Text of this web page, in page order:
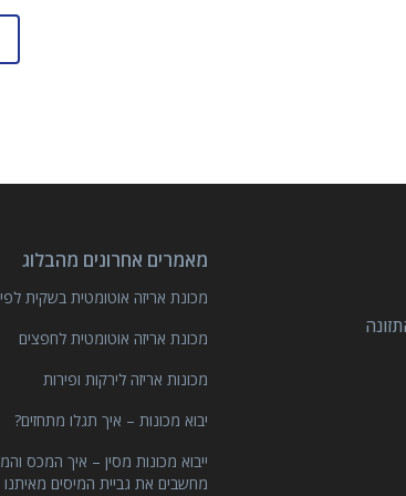
מאמרים אחרונים מהבלוג
מכונת אריזה אוטומטית בשקית
מכונת אריזה אוטומטית לחפצים
מכונות אריזה לירקות ופירות
יבוא מכונות – איך תגלו מתחזים?
ייבוא מכונות מסין – איך המכס
מחשבים את גביית המיסים מאיתנו